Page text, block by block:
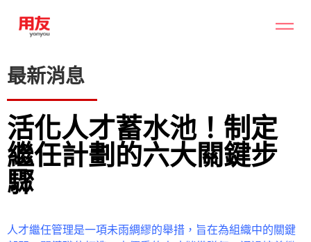
最新消息
活化人才蓄水池！制定
繼任計劃的六大關鍵步
驟
人才繼任管理是一項未雨綢繆的舉措，旨在為組織中的關鍵